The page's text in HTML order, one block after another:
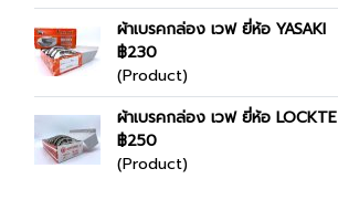
ผ้าเบรคกล่อง เวฟ ยี่ห้อ YASAKI
฿230
(Product)
ผ้าเบรคกล่อง เวฟ ยี่ห้อ LOCKTE
฿250
(Product)